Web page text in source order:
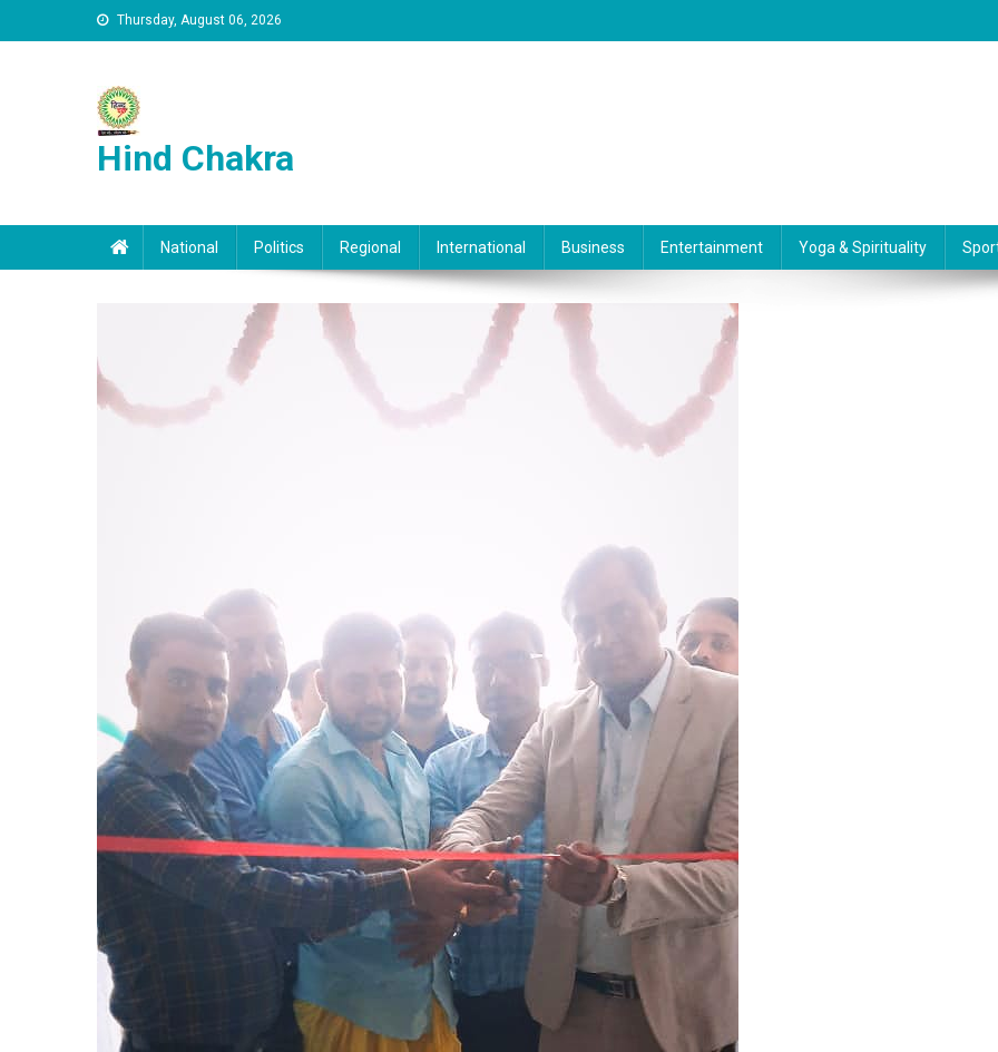
Skip to content Thursday, August 06, 2026
Hind Chakra
National Politics Regional International Business Entertainment Yoga & Spirituality